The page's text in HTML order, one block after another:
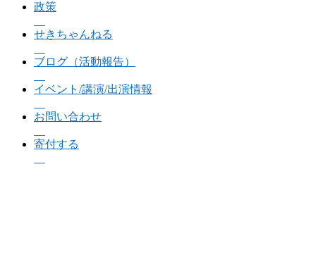
政策
せきちゃんねる
ブログ（活動報告）
イベント/講演/出演情報
お問い合わせ
寄付する